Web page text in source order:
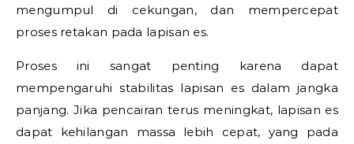
mengumpul di cekungan, dan mempercepat
proses retakan pada lapisan es.
Proses ini sangat penting karena dapat
mempengaruhi stabilitas lapisan es dalam jangka
panjang. Jika pencairan terus meningkat, lapisan es
dapat kehilangan massa lebih cepat, yang pada